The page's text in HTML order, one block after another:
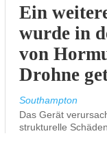
Ein
wurde in
von
Drohne
Southampton
Das Gerät
strukturelle